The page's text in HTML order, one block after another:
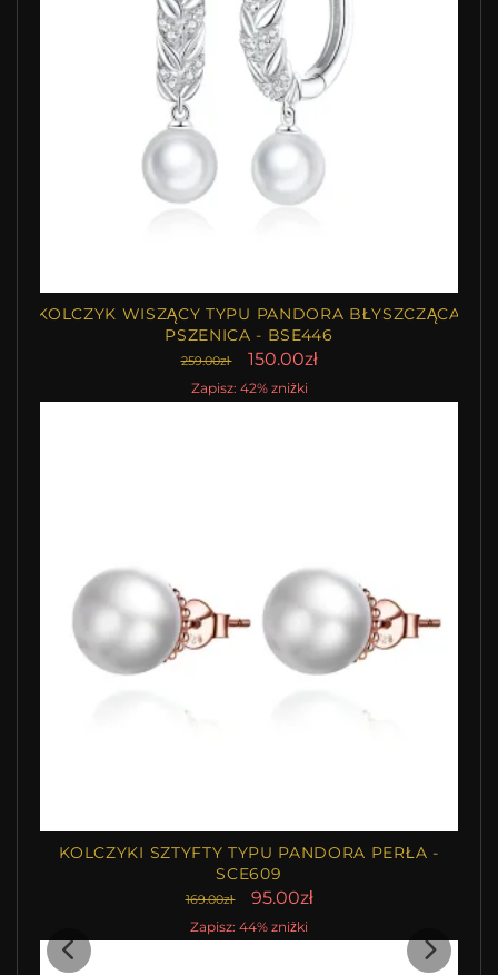
KOLCZYK WISZĄCY TYPU PANDORA BŁYSZCZĄCA
PSZENICA - BSE446
259.00zł 150.00zł
Zapisz: 42% zniżki
KOLCZYKI SZTYFTY TYPU PANDORA PERŁA -
SCE609
169.00zł 95.00zł
Zapisz: 44% zniżki